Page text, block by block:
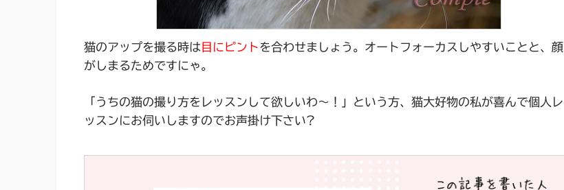
猫のアップを撮る時は 目にピントを合わせましょう。オートフォーカスしやすいことと、顔
がしまるためですにゃ。
「うちの猫の撮り方をレッスンして欲しいわ～！」という方、猫大好物の私が喜んで個人レ
ッスンにお伺いしますのでお声掛け下さい?